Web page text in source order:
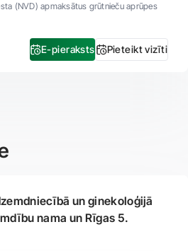
(NVD) apmaksātus grūtnieču aprūpes
E-pieraksts Pieteikt vizīti
un ginekoloģijā
nama un Rīgas 5.